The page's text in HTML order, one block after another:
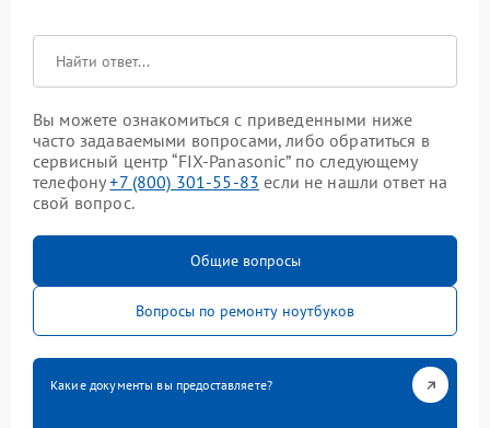
Вы можете ознакомиться с приведенными ниже
часто задаваемыми вопросами, либо обратиться в
сервисный центр “FIX-Panasonic” по следующему
телефону+7 (800) 301-55-83 если не нашли ответ на
свой вопрос.
Общие вопросы
Вопросы по ремонту ноутбуков
Какие документы вы предоставляете?